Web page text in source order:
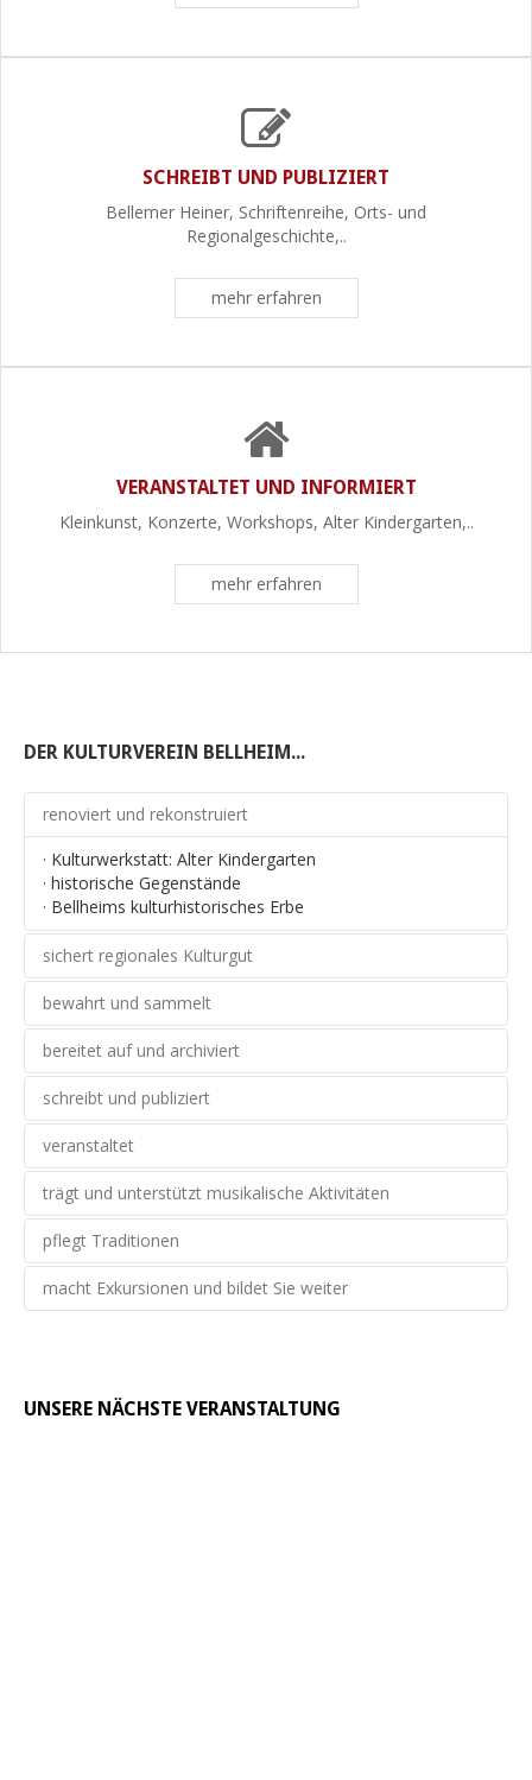
SCHREIBT UND PUBLIZIERT
Bellemer Heiner, Schriftenreihe, Orts- und
Regionalgeschichte,..
mehr erfahren
VERANSTALTET UND INFORMIERT
Kleinkunst, Konzerte, Workshops, Alter Kindergarten,..
mehr erfahren
DER KULTURVEREIN BELLHEIM...
renoviert und rekonstruiert
· Kulturwerkstatt: Alter Kindergarten
· historische Gegenstände
· Bellheims kulturhistorisches Erbe
sichert regionales Kulturgut
· historische Arbeitsgeräte aus Handwerk,
· Landwirtschaft und täglichem Leben.
· Schriften und Dokumente von historischer und
· regionaler Bedeutung.
bewahrt und sammelt
· Historische Bücher, Schriftstücke und Postkarten
· Alte Bilder, Emailschilder und Plakate
· landwirtschaftlich/handwerkliche Gerätschaften
bereitet auf und archiviert
· Schriftgut, Bilder, Dokumente, Urkunden und Protokolle
· Regionale orts- und familiengeschichtliche Informationen
schreibt und publiziert
· Bellemer Heiner, Schriftenreihe
· Beiträge zur Orts- und Regionalgeschichte
veranstaltet
· Kleinkunst, Konzerte und Cabaret
· Workshops, Ausstellungen und Vorträge
· Open Air, Grumbeerfest und Voice & Strings
· Reiseberichterstattungen
trägt und unterstützt musikalische Aktivitäten
· eigener Chor Mixtur
· Projekt Kinder- und Jugendchor
pflegt Traditionen
· Adventshaus und Weihnachtscafe
· Weizenkrone binden
macht Exkursionen und bildet Sie weiter
UNSERE NÄCHSTE VERANSTALTUNG